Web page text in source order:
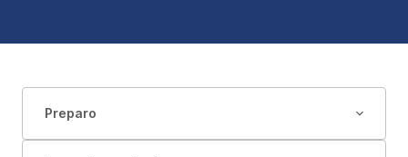
Preparo